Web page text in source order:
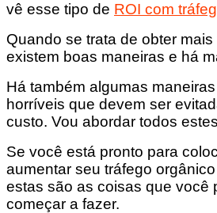
vê esse tipo de ROI com
Quando se trata de obter
existem boas maneiras e há
Há também algumas
horríveis que devem ser
custo. Vou abordar todos
Se você está pronto para
aumentar seu tráfego
estas são as coisas que você
começar a fazer.